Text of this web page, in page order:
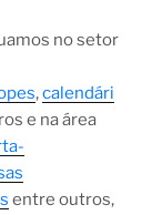
no setor
,calendári
e na área
entre outros,